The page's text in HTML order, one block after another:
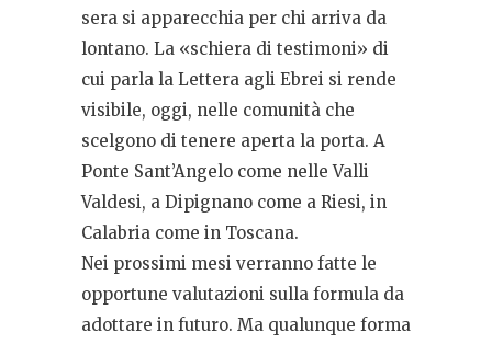
sera si apparecchia per chi arriva da
lontano. La «schiera di testimoni» di
cui parla la Lettera agli Ebrei si rende
visibile, oggi, nelle comunità che
scelgono di tenere aperta la porta. A
Ponte Sant’Angelo come nelle Valli
Valdesi, a Dipignano come a Riesi, in
Calabria come in Toscana.
Nei prossimi mesi verranno fatte le
opportune valutazioni sulla formula da
adottare in futuro. Ma qualunque forma